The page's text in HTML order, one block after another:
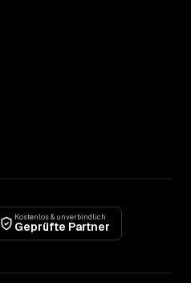
Kostenlos & unverbindlich
Geprüfte Partner